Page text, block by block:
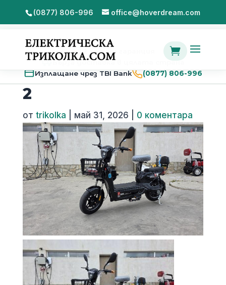
(0877) 806-996 office@hoverdream.com

2 години гаранция
Бърза доставка в цялата страна
Изплащане чрез TBI Bank
(0877) 806-996
2
от trikolka май 31, 2026 0 коментара